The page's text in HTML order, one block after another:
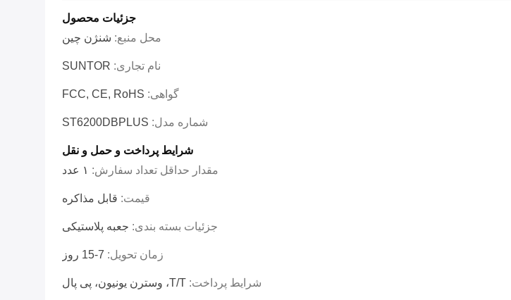
جزئیات محصول
محل منبع: شنژن چین
نام تجاری: SUNTOR
گواهی: FCC, CE, RoHS
شماره مدل: ST6200DBPLUS
شرایط پرداخت و حمل و نقل
مقدار حداقل تعداد سفارش: ۱ عدد
قیمت: قابل مذاکره
جزئیات بسته بندی: جعبه پلاستیکی
زمان تحویل: 7-15 روز
شرایط پرداخت: T/T، وسترن یونیون، پی پال